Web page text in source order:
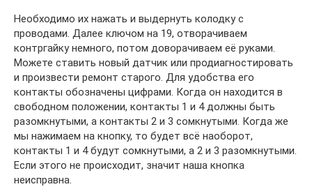
Необходимо их нажать и выдернуть колодку с
проводами. Далее ключом на 19, отворачиваем
контргайку немного, потом доворачиваем её руками.
Можете ставить новый датчик или продиагностировать
и произвести ремонт старого. Для удобства его
контакты обозначены цифрами. Когда он находится в
свободном положении, контакты 1 и 4 должны быть
разомкнутыми, а контакты 2 и 3 сомкнутыми. Когда же
мы нажимаем на кнопку, то будет всё наоборот,
контакты 1 и 4 будут сомкнутыми, а 2 и 3 разомкнутыми.
Если этого не происходит, значит наша кнопка
неисправна.